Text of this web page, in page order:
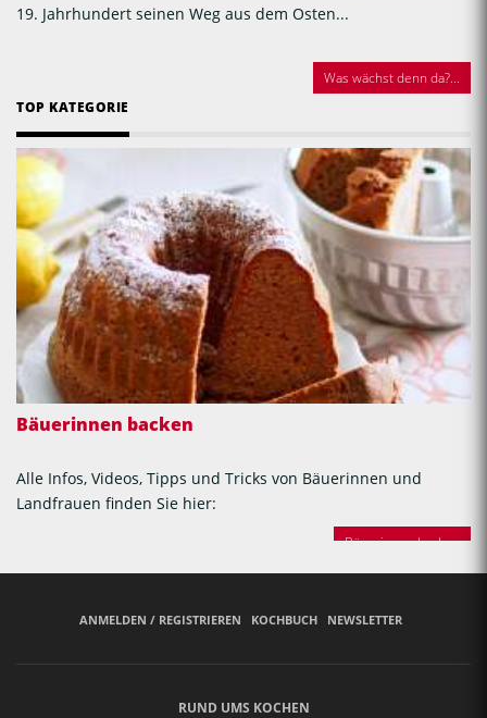
19. Jahrhundert seinen Weg aus dem Osten...
Was wächst denn da?...
TOP KATEGORIE
Bäuerinnen backen
Alle Infos, Videos, Tipps und Tricks von Bäuerinnen und
Landfrauen finden Sie hier:
Bäuerinnen backen
ANMELDEN / REGISTRIEREN KOCHBUCH NEWSLETTER
RUND UMS KOCHEN